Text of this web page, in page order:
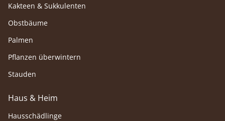
Kakteen & Sukkulenten
Obstbäume
Palmen
Pflanzen überwintern
Stauden
Haus & Heim
Hausschädlinge